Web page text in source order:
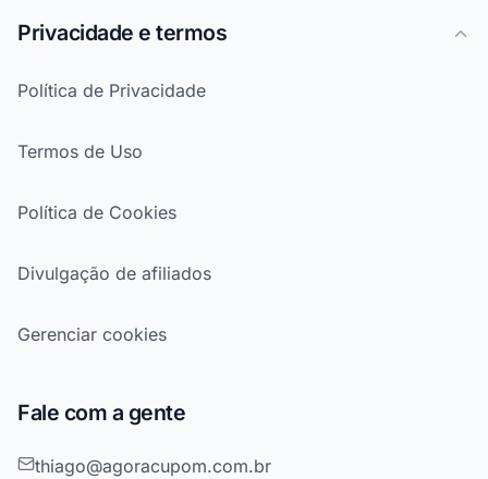
Privacidade e termos
Política de Privacidade
Termos de Uso
Política de Cookies
Divulgação de afiliados
Gerenciar cookies
Fale com a gente
thiago@agoracupom.com.br